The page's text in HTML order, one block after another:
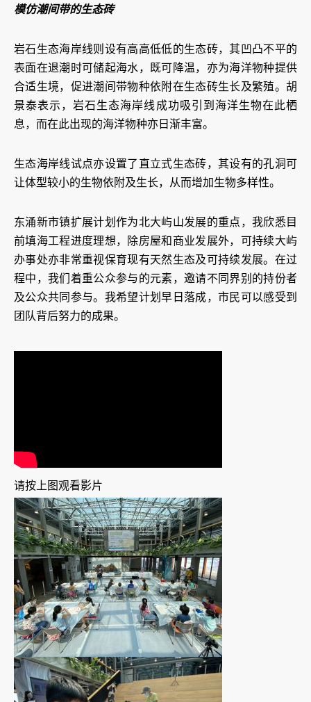
模仿潮间带的生态砖
岩石生态海岸线则设有高高低低的生态砖，其凹凸不平的
表面在退潮时可储起海水，既可降温，亦为海洋物种提供
合适生境，促进潮间带物种依附在生态砖生长及繁殖。胡
景泰表示，岩石生态海岸线成功吸引到海洋生物在此栖
息，而在此出现的海洋物种亦日渐丰富。
生态海岸线试点亦设置了直立式生态砖，其设有的孔洞可
让体型较小的生物依附及生长，从而增加生物多样性。
东涌新市镇扩展计划作为北大屿山发展的重点，我欣悉目
前填海工程进度理想，除房屋和商业发展外，可持续大屿
办事处亦非常重视保育现有天然生态及可持续发展。在过
程中，我们着重公众参与的元素，邀请不同界别的持份者
及公众共同参与。我希望计划早日落成，市民可以感受到
团队背后努力的成果。
请按上图观看影片